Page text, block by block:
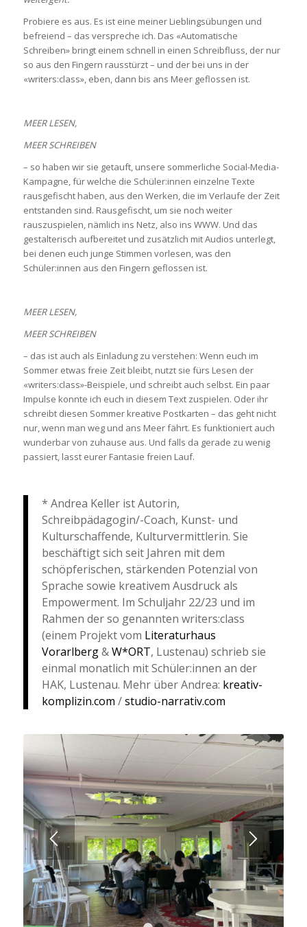
Probiere es aus. Es ist eine meiner Lieblingsübungen und
befreiend – das verspreche ich. Das «Automatische
Schreiben» bringt einem schnell in einen Schreibfluss, der nur
so aus den Fingern rausstürzt – und der bei uns in der
«writers:class», eben, dann bis ans Meer geflossen ist.
MEER LESEN,
MEER SCHREIBEN
– so haben wir sie getauft, unsere sommerliche Social-Media-
Kampagne, für welche die Schüler:innen einzelne Texte
rausgefischt haben, aus den Werken, die im Verlaufe der Zeit
entstanden sind. Rausgefischt, um sie noch weiter
rauszuspielen, nämlich ins Netz, also ins WWW. Und das
gestalterisch aufbereitet und zusätzlich mit Audios unterlegt,
bei denen euch junge Stimmen vorlesen, was den
Schüler:innen aus den Fingern geflossen ist.
MEER LESEN,
MEER SCHREIBEN
– das ist auch als Einladung zu verstehen: Wenn euch im
Sommer etwas freie Zeit bleibt, nutzt sie fürs Lesen der
«writers:class»-Beispiele, und schreibt auch selbst. Ein paar
Impulse konnte ich euch in diesem Text zuspielen. Oder ihr
schreibt diesen Sommer kreative Postkarten – das geht nicht
nur, wenn man weg und ans Meer fährt. Es funktioniert auch
wunderbar von zuhause aus. Und falls da gerade zu wenig
passiert, lasst eurer Fantasie freien Lauf.
* Andrea Keller ist Autorin,
Schreibpädagogin/-Coach, Kunst- und
Kulturschaffende, Kulturvermittlerin. Sie
beschäftigt sich seit Jahren mit dem
schöpferischen, stärkenden Potenzial von
Sprache sowie kreativem Ausdruck als
Empowerment. Im Schuljahr 22/23 und im
Rahmen der so genannten writers:class
(einem Projekt vom Literaturhaus
Vorarlberg&W*ORT, Lustenau) schrieb sie
einmal monatlich mit Schüler:innen an der
HAK, Lustenau. Mehr über Andrea: kreativ-
komplizin.com /studio-narrativ.com